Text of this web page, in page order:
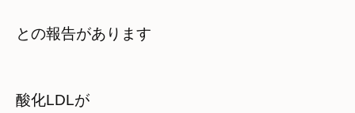
との報告があります
酸化LDLが